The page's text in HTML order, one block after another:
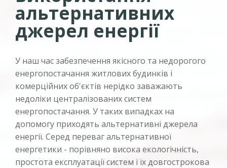
альтернативних
джерел енергії
У наш час забезпечення якісного та недорогого
енергопостачання житлових будинків і
комерційних об'єктів нерідко заважають
недоліки централізованих систем
енергопостачання. У таких випадках на
допомогу приходять альтернативні джерела
енергії. Серед переваг альтернативної
енергетики - порівняно висока екологічність,
простота експлуатації систем і їх довгострокова